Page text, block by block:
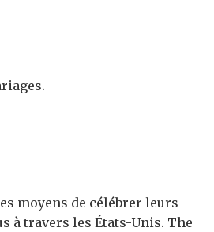
moyens de célébrer leurs
à travers les États-Unis. The